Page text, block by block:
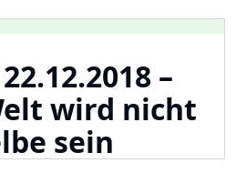
–
wird nicht
sein